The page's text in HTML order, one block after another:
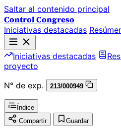
Saltar al contenido principal
Control Congreso
Iniciativas destacadas
Iniciativas destacadas
proyecto
N° de exp.
213/000949
Índice
Compartir
Guardar